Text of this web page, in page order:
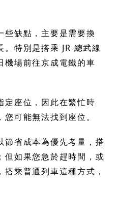
些缺點，主要是需要換
特別是搭乘 JR 總武線
機場前往京成電鐵的車
定座位，因此在繁忙時
可能無法找到座位。
節省成本為優先考量，搭
但如果您急於趕時間，或
乘普通列車這種方式，